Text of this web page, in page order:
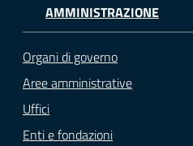
AMMINISTRAZIONE
Organi di governo
Aree amministrative
Uffici
Enti e fondazioni